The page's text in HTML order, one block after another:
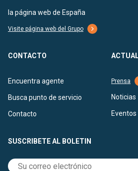
la página web de España
Visite página web del Grupo
CONTACTO
Encuentra agente
Busca punto de servicio
Contacto
Prensa
Noticias
Eventos
SUSCRIBETE AL BOLETIN